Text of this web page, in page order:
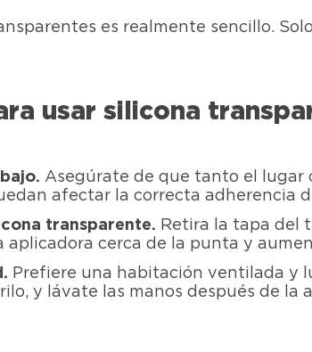
es realmente sencillo.
usar silicona
Asegúrate de que tanto el lugar
afectar la correcta adherencia
transparente. Retira la tapa del
aplicadora cerca de la punta y
Prefiere una habitación ventilada y
y lávate las manos después de la